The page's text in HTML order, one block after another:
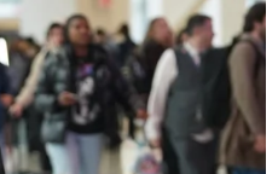
báo Triều
định